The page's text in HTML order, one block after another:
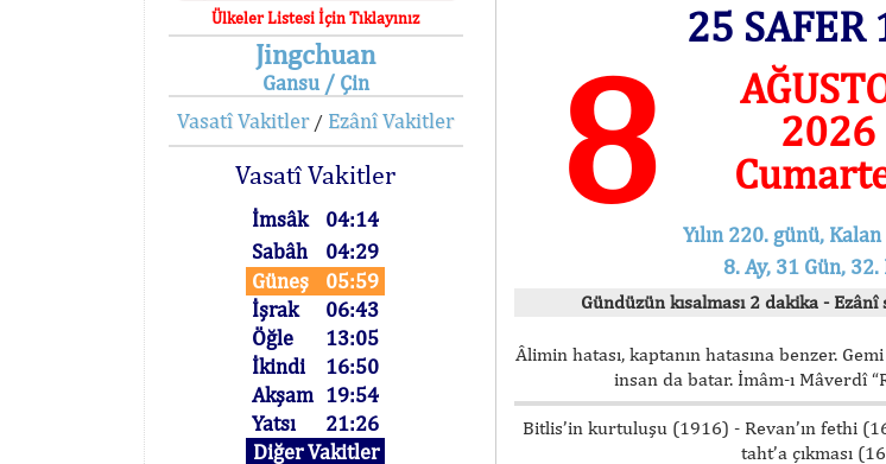
Ülkeler Listesi İçin Tıklayınız
Jingchuan
Gansu / Çin
Vasatî Vakitler/ Ezânî Vakitler
Vasatî Vakitler
İmsâk
04:14
Sabâh
04:29
Güneş
05:59
İşrak
06:43
Öğle
13:05
İkindi
16:50
Akşam 19:54
Yatsı
21:26
Diğer Vakitler
25 SAFER
8
2026
Yılın 220. günü,
8. Ay, 31 Gün, 32.
Gündüzün kısalması 2 dakika -
Âlimin hatası, kaptanın hatasına benzer.
insan da batar. İmâm-ı Mâverdî
Bitlis’in kurtuluşu (1916) - Revan’ın fethi
taht’a çıkması